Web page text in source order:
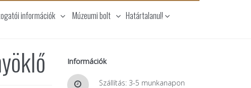
információk Múzeumi bolt Határtalanul!
Információk
Szállítás: 3-5 munkanapon